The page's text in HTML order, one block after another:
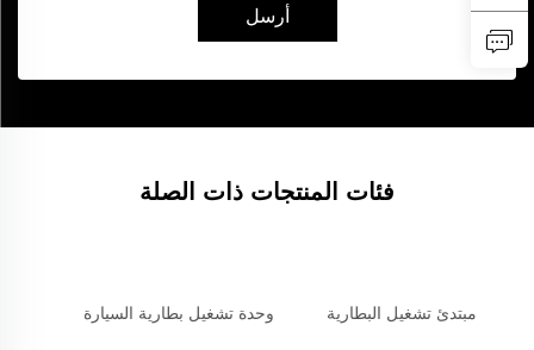
أرسل
فئات المنتجات ذات الصلة
مبتدئ تشغيل البطارية وحدة تشغيل بطارية السيارة